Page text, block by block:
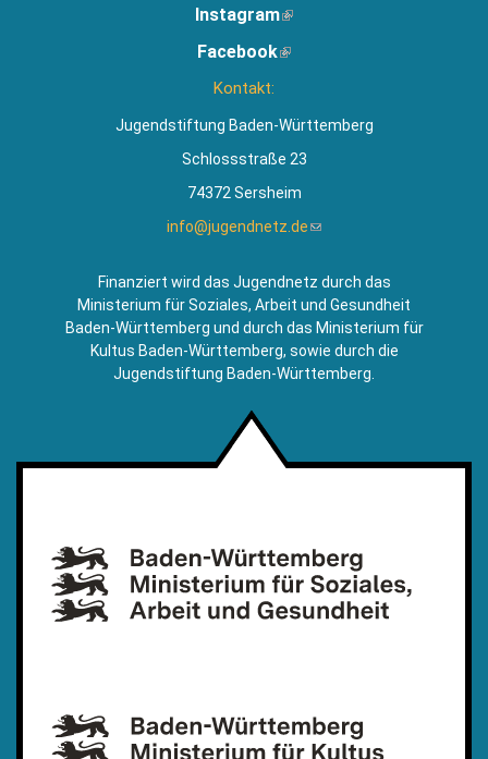
Instagram(Link
extern)
Facebook(Link
Kontakt:
Jugendstiftung Baden-Württemberg
Schlossstraße 23
74372 Sersheim
info@jugendnetz.de(Link
Mail)
Finanziert wird das Jugendnetz durch das
Ministerium für Soziales, Arbeit und Gesundheit
Baden-Württemberg und durch das Ministerium für
Kultus Baden-Württemberg, sowie durch die
Jugendstiftung Baden-Württemberg.